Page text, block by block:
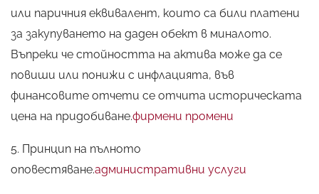
или паричния еквивалент, които са били платени
за закупуването на даден обект в миналото.
Въпреки че стойността на актива може да се
повиши или понижи с инфлацията, във
финансовите отчети се отчита историческата
цена на придобиване.фирмени промени
5. Принцип на пълното
оповестяване.административни услуги